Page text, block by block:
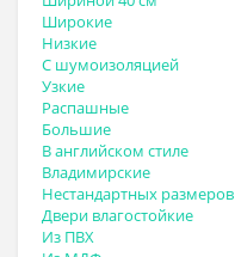
Широкие
Низкие
С шумоизоляцией
Узкие
Распашные
Большие
В английском стиле
Владимирские
Нестандартных размеров
Двери влагостойкие
Из ПВХ